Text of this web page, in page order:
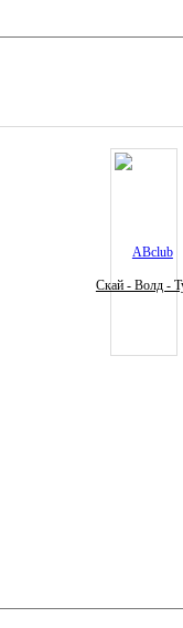
Скай - Волд -